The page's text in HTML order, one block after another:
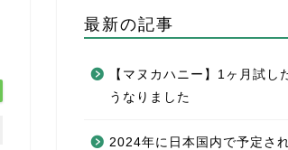
最新の記事
【マヌカハニー】1ヶ月試し
うなりました
2024年に日本国内で予定さ